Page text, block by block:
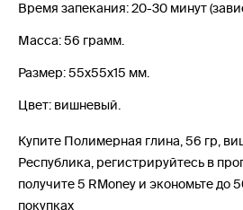
Время запекания: 20-30 минут
Масса: 56 грамм.
Размер: 55x55x15 мм.
Цвет: вишневый.
Купите Полимерная глина, 56 гр,
Республика, регистрируйтесь в
получите 5 RMoney и экономьте до
покупках